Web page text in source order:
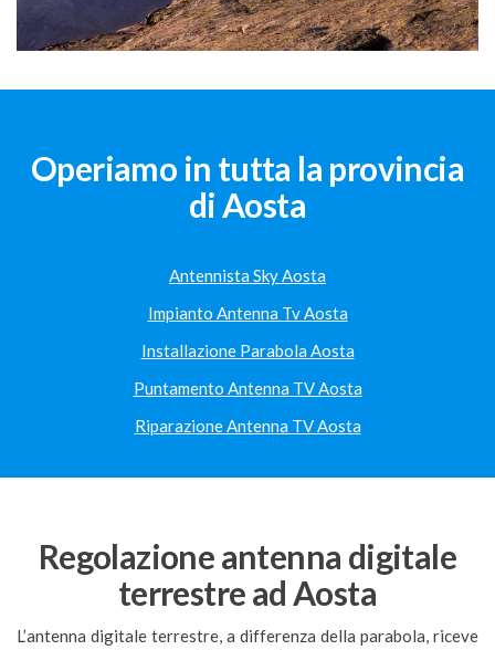
Operiamo in tutta la provincia
di Aosta
Antennista Sky Aosta
Impianto Antenna Tv Aosta
Installazione Parabola Aosta
Puntamento Antenna TV Aosta
Riparazione Antenna TV Aosta
Regolazione antenna digitale
terrestre ad Aosta
L’antenna digitale terrestre, a differenza della parabola, riceve